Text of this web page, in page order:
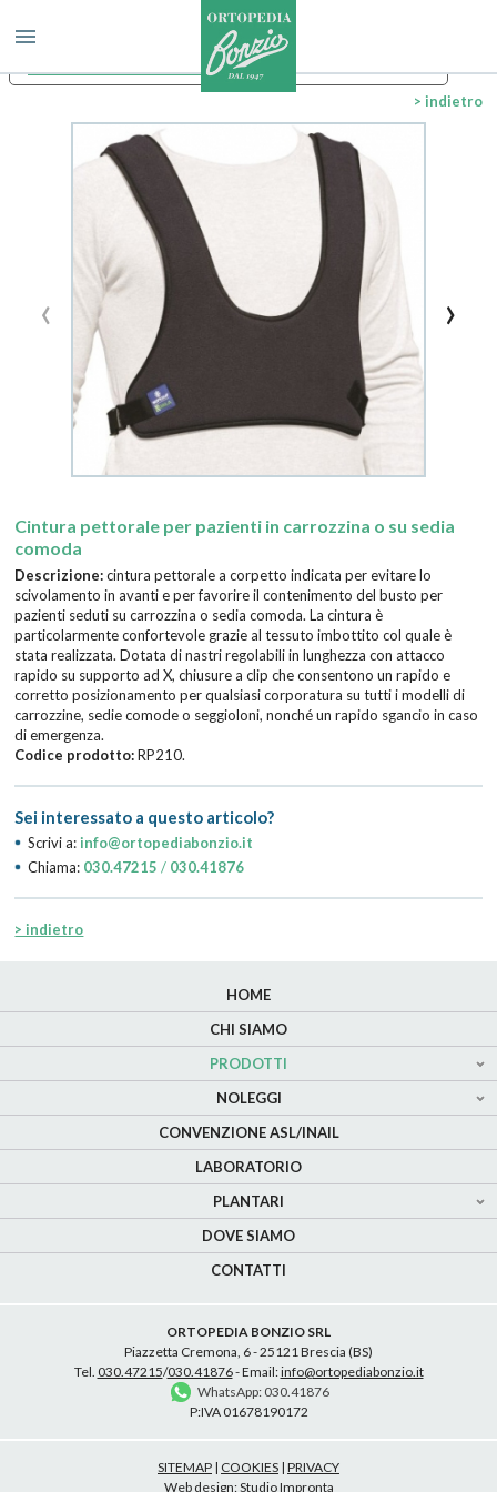
> indietro
‹ ›
Cintura pettorale per pazienti in carrozzina o su sedia
comoda
Descrizione:cintura pettorale a corpetto indicata per evitare lo
scivolamento in avanti e per favorire il contenimento del busto per
pazienti seduti su carrozzina o sedia comoda. La cintura è
particolarmente confortevole grazie al tessuto imbottito col quale è
stata realizzata. Dotata di nastri regolabili in lunghezza con attacco
rapido su supporto ad X, chiusure a clip che consentono un rapido e
corretto posizionamento per qualsiasi corporatura su tutti i modelli di
carrozzine, sedie comode o seggioloni, nonché un rapido sgancio in caso
di emergenza.
Codice prodotto:RP210.
Sei interessato a questo articolo?
Scrivi a: info@ortopediabonzio.it
Chiama: 030.47215 / 030.41876
> indietro
HOME
CHI SIAMO
PRODOTTI
NOLEGGI
CONVENZIONE ASL/INAIL
LABORATORIO
PLANTARI
DOVE SIAMO
CONTATTI
ORTOPEDIA BONZIO SRL
Piazzetta Cremona, 6 - 25121 Brescia (BS)
Tel. 030.47215/030.41876- Email:info@ortopediabonzio.it
WhatsApp: 030.41876
P:IVA 01678190172
SITEMAP | COOKIES | PRIVACY
Web design:Studio Impronta
Informativa sulla raccolta
Le tue preferenze relative alla privacy